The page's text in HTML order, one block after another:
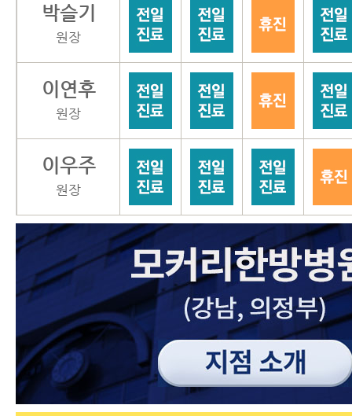
박슬기
원장
이연후
원장
이우주
원장